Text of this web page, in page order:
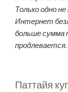
Только одно
Интернет
больше сумма
продлевается.
Паттайя